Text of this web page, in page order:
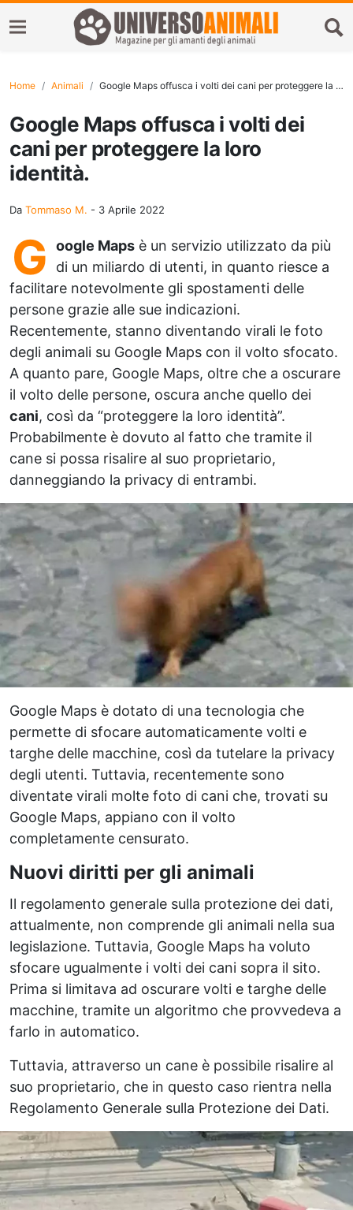
Home Animali Google Maps offusca i volti dei cani per proteggere la loro identità.
Google Maps offusca i volti dei
cani per proteggere la loro
identità.
Da Tommaso M. - 3 Aprile 2022
G oogle Maps è un servizio utilizzato da più
di un miliardo di utenti, in quanto riesce a
facilitare notevolmente gli spostamenti delle
persone grazie alle sue indicazioni.
Recentemente, stanno diventando virali le foto
degli animali su Google Maps con il volto sfocato.
A quanto pare, Google Maps, oltre che a oscurare
il volto delle persone, oscura anche quello dei
cani, così da “proteggere la loro identità”.
Probabilmente è dovuto al fatto che tramite il
cane si possa risalire al suo proprietario,
danneggiando la privacy di entrambi.
Google Maps è dotato di una tecnologia che
permette di sfocare automaticamente volti e
targhe delle macchine, così da tutelare la privacy
degli utenti. Tuttavia, recentemente sono
diventate virali molte foto di cani che, trovati su
Google Maps, appiano con il volto
completamente censurato.
Nuovi diritti per gli animali
Il regolamento generale sulla protezione dei dati,
attualmente, non comprende gli animali nella sua
legislazione. Tuttavia, Google Maps ha voluto
sfocare ugualmente i volti dei cani sopra il sito.
Prima si limitava ad oscurare volti e targhe delle
macchine, tramite un algoritmo che provvedeva a
farlo in automatico.
Tuttavia, attraverso un cane è possibile risalire al
suo proprietario, che in questo caso rientra nella
Regolamento Generale sulla Protezione dei Dati.